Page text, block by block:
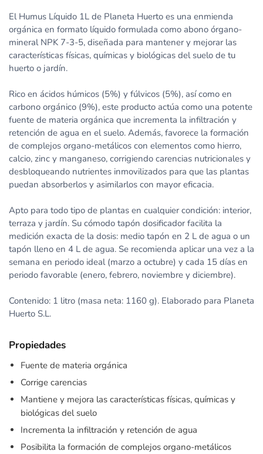
El Humus Líquido 1L de Planeta Huerto es una enmienda
orgánica en formato líquido formulada como abono órgano-
mineral NPK 7-3-5, diseñada para mantener y mejorar las
características físicas, químicas y biológicas del suelo de tu
huerto o jardín.
Rico en ácidos húmicos (5%) y fúlvicos (5%), así como en
carbono orgánico (9%), este producto actúa como una potente
fuente de materia orgánica que incrementa la infiltración y
retención de agua en el suelo. Además, favorece la formación
de complejos organo-metálicos con elementos como hierro,
calcio, zinc y manganeso, corrigiendo carencias nutricionales y
desbloqueando nutrientes inmovilizados para que las plantas
puedan absorberlos y asimilarlos con mayor eficacia.
Apto para todo tipo de plantas en cualquier condición: interior,
terraza y jardín. Su cómodo tapón dosificador facilita la
medición exacta de la dosis: medio tapón en 2 L de agua o un
tapón lleno en 4 L de agua. Se recomienda aplicar una vez a la
semana en periodo ideal (marzo a octubre) y cada 15 días en
periodo favorable (enero, febrero, noviembre y diciembre).
Contenido: 1 litro (masa neta: 1160 g). Elaborado para Planeta
Huerto S.L.
Propiedades
Fuente de materia orgánica
Corrige carencias
Mantiene y mejora las características físicas, químicas y
biológicas del suelo
Incrementa la infiltración y retención de agua
Posibilita la formación de complejos organo-metálicos